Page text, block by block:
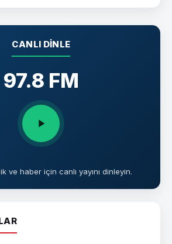
CANLI DINLE
97.8 FM
ve haber için canlı yayını dinleyin.